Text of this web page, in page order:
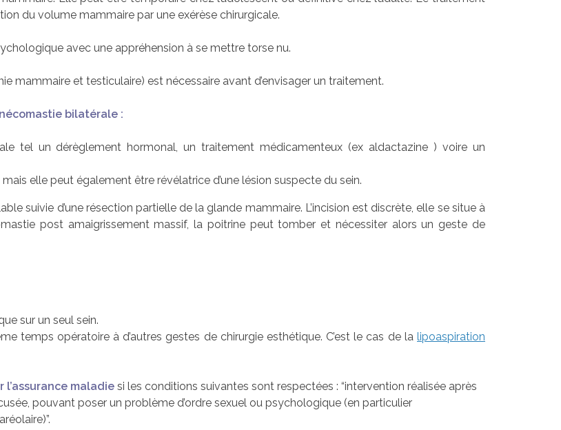
du volume mammaire par une exérèse chirurgicale.
avec une appréhension à se mettre torse nu.
mammaire et testiculaire) est nécessaire avant d’envisager un traitement.
bilatérale :
tel un dérèglement hormonal, un traitement médicamenteux (ex aldactazine ) voire un
elle peut également être révélatrice d’une lésion suspecte du sein.
suivie d’une résection partielle de la glande mammaire. L’incision est discrète, elle se situe à
post amaigrissement massif, la poitrine peut tomber et nécessiter alors un geste de
sur un seul sein.
temps opératoire à d’autres gestes de chirurgie esthétique. C’est le cas de la lipoaspiration
maladie si les conditions suivantes sont respectées : “intervention réalisée après
pouvant poser un problème d’ordre sexuel ou psychologique (en particulier